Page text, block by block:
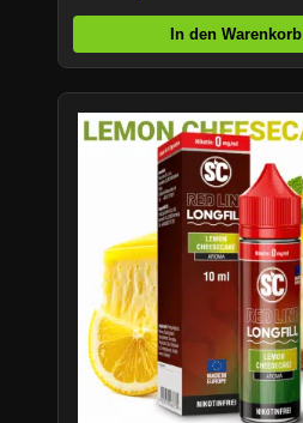
In den Warenkorb